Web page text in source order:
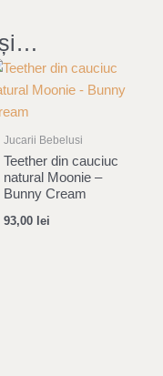
și…
Jucarii Bebelusi
Teether din cauciuc
natural Moonie –
Bunny Cream
93,00 lei